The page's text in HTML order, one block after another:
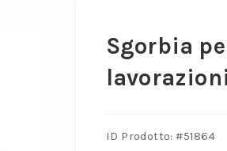
Sgorbia
ID Prodotto: #51864